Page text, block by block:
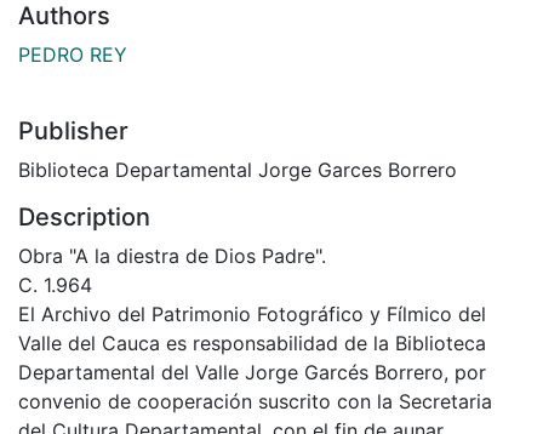
Authors
PEDRO REY
Publisher
Biblioteca Departamental Jorge Garces Borrero
Description
Obra "A la diestra de Dios Padre".
C. 1.964
El Archivo del Patrimonio Fotográfico y Fílmico del
Valle del Cauca es responsabilidad de la Biblioteca
Departamental del Valle Jorge Garcés Borrero, por
convenio de cooperación suscrito con la Secretaria